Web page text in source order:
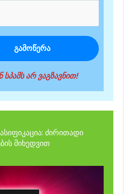
სპამს არ ვაგზავნით!
ძირითადი
მიხედვით